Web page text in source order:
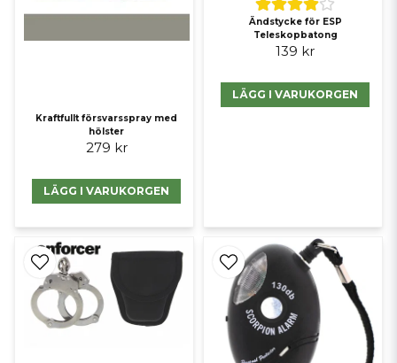
Kraftfullt försvarsspray med
hölster
279 kr
LÄGG I VARUKORGEN
Ändstycke för ESP
Teleskopbatong
139 kr
LÄGG I VARUKORGEN